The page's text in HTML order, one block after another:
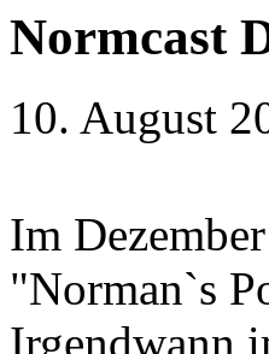
Normcast
10. August
Im
"Norman`s
Irgendwann